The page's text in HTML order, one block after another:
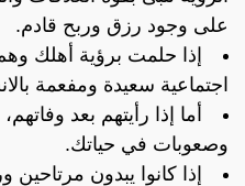
على وجود رزق وربح قادم.
إذا حلمت برؤية أهلك
اجتماعية سعيدة ومفعمة
أما إذا رأيتهم بعد
وصعوبات في حياتك.
إذا كانوا يبدون